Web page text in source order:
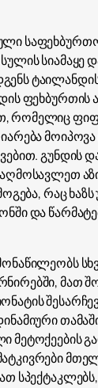
სიამაყე
ფეხბურთის
რომელიც
მოიპოვა
გუნდის
რაც ხაზს
და
მათ
მეტოქეების